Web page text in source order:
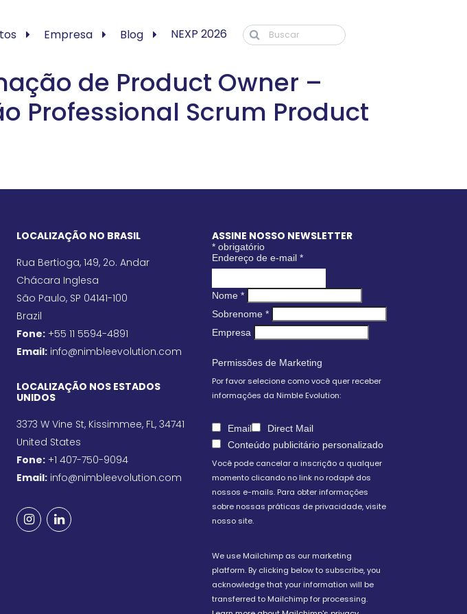
Empresa Blog NEXP 2026
de Product Owner –
Professional Scrum Product
LOCALIZAÇÃO NO BRASIL
Rua Bertioga, 149, 2o. Andar
Chácara Inglesa
São Paulo, SP 04141-100
Brazil
Fone: +55 11 5594-4891
Email: info@nimbleevolution.com
LOCALIZAÇÃO NOS ESTADOS
UNIDOS
3373 W Vine St, Kissimmee, FL, 34741
United States
Fone: +1 407-750-9094
Email: info@nimbleevolution.com
ASSINE NOSSO NEWSLETTER
* obrigatório
Endereço de e-mail *
Nome *
Sobrenome *
Empresa
Permissões de Marketing
Por favor selecione como você quer receber
informações da Nimble Evolution:
Email
Direct Mail
Conteúdo publicitário personalizado
Você pode cancelar a inscrição a qualquer
momento clicando no link no rodapé dos
nossos e-mails. Para obter informações
sobre nossas práticas de privacidade, visite
nosso site.
We use Mailchimp as our marketing
platform. By clicking below to subscribe, you
acknowledge that your information will be
transferred to Mailchimp for processing.